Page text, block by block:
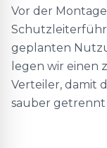
Vor der
geplanten
legen wir einen
Verteiler, damit
sauber getrennt